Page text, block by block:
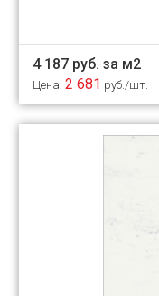
4 187 руб. за м2
Цена: 2 681 руб./шт.